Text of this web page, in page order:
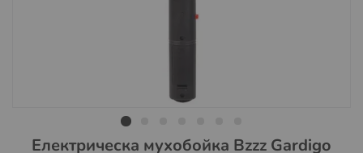
Преминете
Електрическа мухобойка Bzzz Gardigo